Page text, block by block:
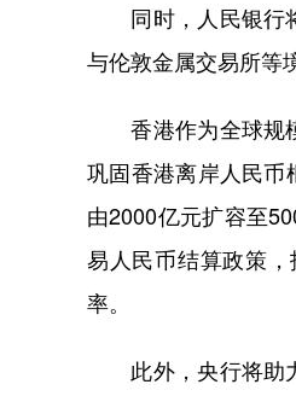
同时，人民银行将
与伦敦金属交易所等
香港作为全球规模
巩固香港离岸人民币
由2000亿元扩容至
易人民币结算政策
率。
此外，央行将助力